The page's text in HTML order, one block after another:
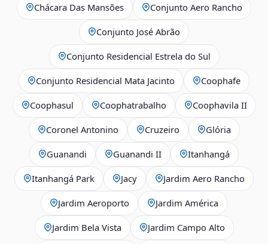
Chácara Das Mansões Conjunto Aero Rancho
Conjunto José Abrão
Conjunto Residencial Estrela do Sul
Conjunto Residencial Mata Jacinto Coophafe
Coophasul Coophatrabalho Coophavila II
Coronel Antonino Cruzeiro Glória
Guanandi Guanandi II Itanhangá
Itanhangá Park Jacy Jardim Aero Rancho
Jardim Aeroporto Jardim América
Jardim Bela Vista Jardim Campo Alto